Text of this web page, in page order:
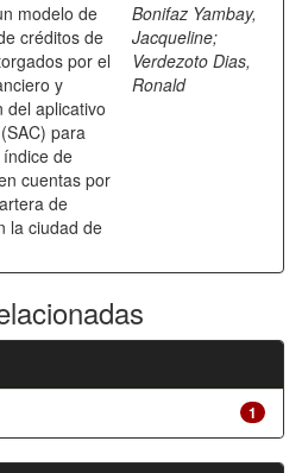
modelo de
créditos de
por el
y
del aplicativo
para
de
cuentas por
de
la ciudad de
Bonifaz Yambay,
Jacqueline;
Verdezoto Dias,
Ronald
1